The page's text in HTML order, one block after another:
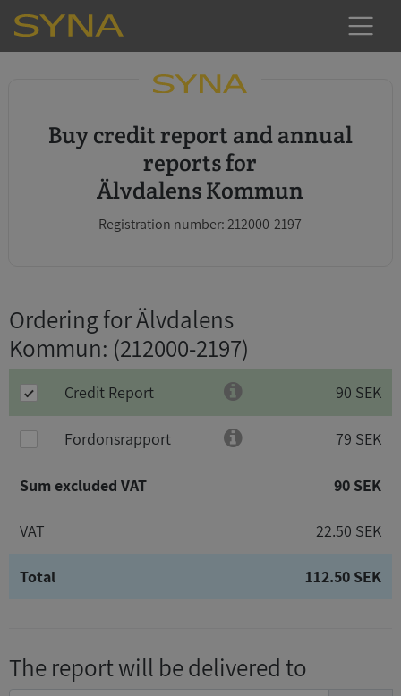
Buy credit report and annual
reports for
Älvdalens Kommun
Registration number: 212000-2197
Ordering for Älvdalens
Kommun: (212000-2197)
Credit Report 90 SEK
Fordonsrapport 79 SEK
Sum excluded VAT 90 SEK
VAT 22.50 SEK
Total 112.50 SEK
The report will be delivered to